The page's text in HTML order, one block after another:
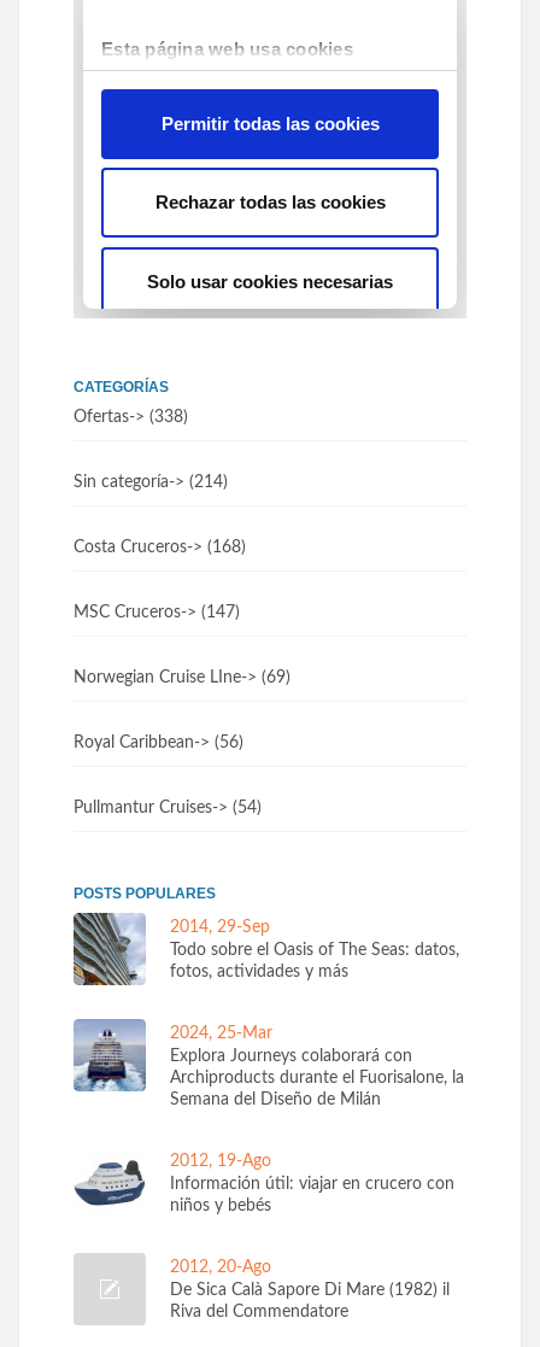
CATEGORÍAS
Ofertas-> (338)
Sin categoría-> (214)
Costa Cruceros-> (168)
MSC Cruceros-> (147)
Norwegian Cruise LIne-> (69)
Royal Caribbean-> (56)
Pullmantur Cruises-> (54)
POSTS POPULARES
2014, 29-Sep
Todo sobre el Oasis of The Seas: datos,
fotos, actividades y más
2024, 25-Mar
Explora Journeys colaborará con
Archiproducts durante el Fuorisalone, la
Semana del Diseño de Milán
2012, 19-Ago
Información útil: viajar en crucero con
niños y bebés
2012, 20-Ago
De Sica Calà Sapore Di Mare (1982) il
Riva del Commendatore